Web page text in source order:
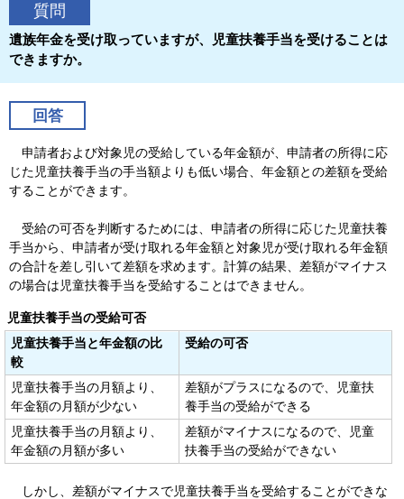
質問
遺族年金を受け取っていますが、児童扶養手当を受けることは
できますか。
回答
申請者および対象児の受給している年金額が、申請者の所得に応
じた児童扶養手当の手当額よりも低い場合、年金額との差額を受給
することができます。
受給の可否を判断するためには、申請者の所得に応じた児童扶養
手当から、申請者が受け取れる年金額と対象児が受け取れる年金額
の合計を差し引いて差額を求めます。計算の結果、差額がマイナス
の場合は児童扶養手当を受給することはできません。
児童扶養手当の受給可否
児童扶養手当と年金額の比
較
受給の可否
児童扶養手当の月額より、
年金額の月額が少ない
差額がプラスになるので、児童扶
養手当の受給ができる
児童扶養手当の月額より、
年金額の月額が多い
差額がマイナスになるので、児童
扶養手当の受給ができない
しかし、差額がマイナスで児童扶養手当を受給することができな